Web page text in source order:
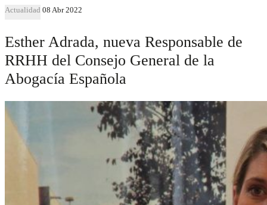
Actualidad 08 Abr 2022
Esther Adrada, nueva Responsable de
RRHH del Consejo General de la
Abogacía Española